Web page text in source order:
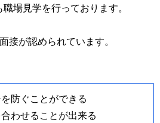
場見学を行っております。
接が認められています。
防ぐことができる
わせることが出来る